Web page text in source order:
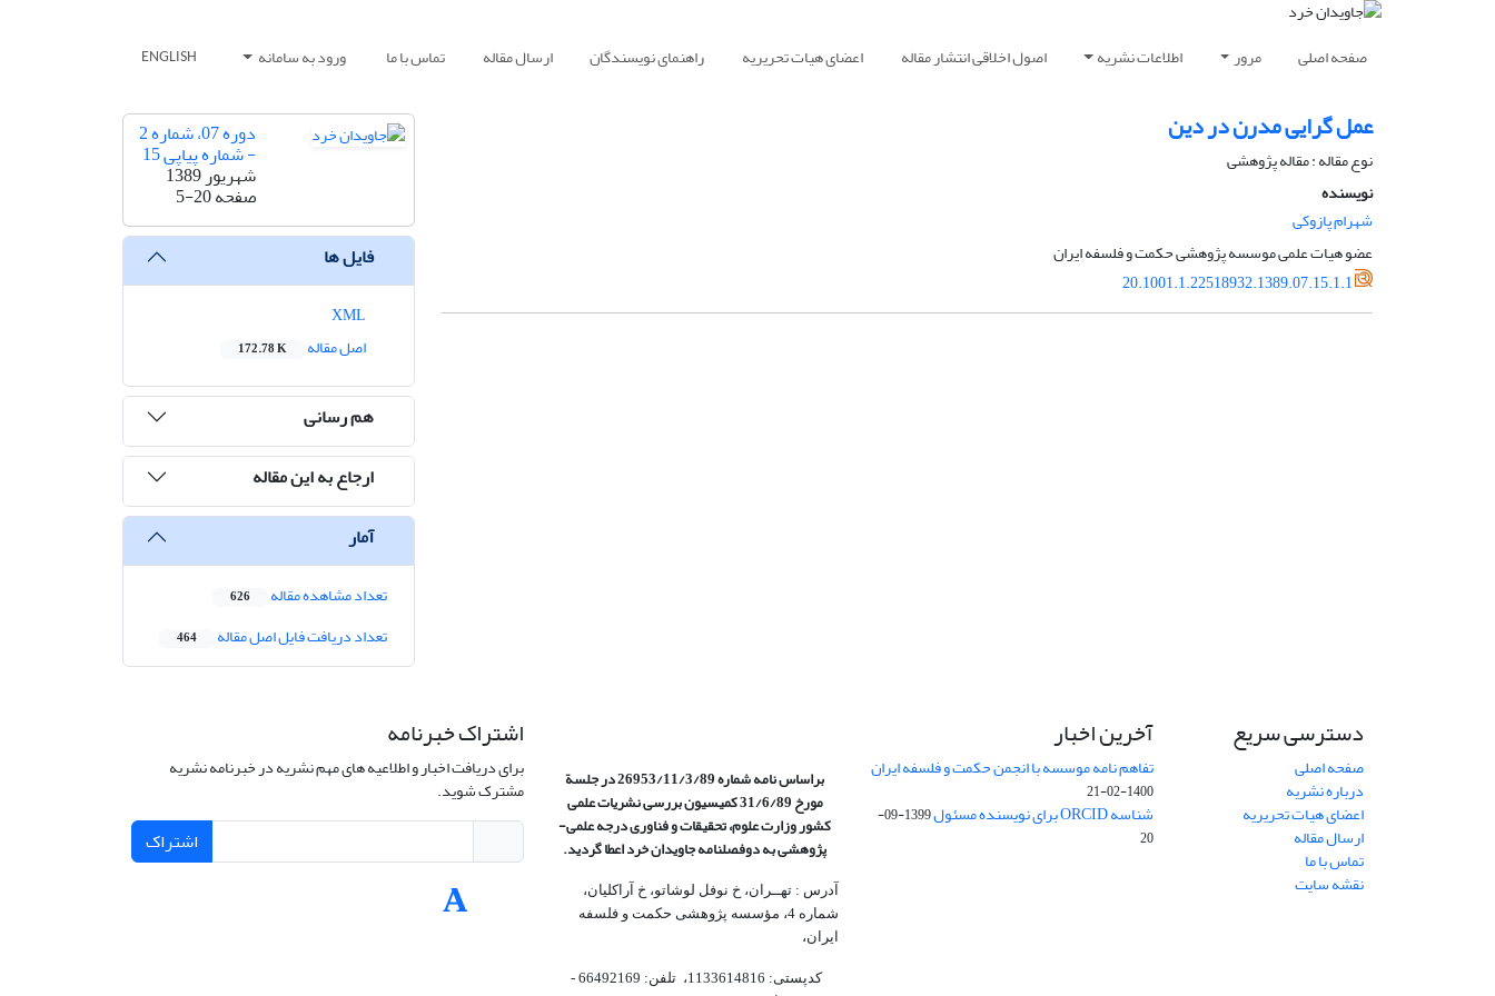
صفحه اصلی مرور اطلاعات نشریه اصول اخلاقی انتشار مقاله اعضای هیات تحریریه راهنمای نویسندگان ارسال مقاله تماس با ما ورود به سامانه ENGLISH
عمل ‌گرایی مدرن در دین
نوع مقاله : مقاله پژوهشی
نویسنده
شهرام پازوکی
عضو هیات علمی موسسه پژوهشی حکمت و فلسفه ایران
20.1001.1.22518932.1389.07.15.1.1
دوره 07، شماره 2
- شماره پیاپی 15
شهریور 1389
صفحه5-20
فایل ها
اصل مقاله
172.78 K
هم رسانی
ارجاع به این مقاله
آمار
تعداد مشاهده مقاله 626
تعداد دریافت فایل اصل مقاله 464
دسترسی سریع
صفحه اصلی
درباره نشریه
اعضای هیات تحریریه
ارسال مقاله
تماس با ما
نقشه سایت
آخرین اخبار
تفاهم نامه موسسه با انجمن حکمت و فلسفه ایران
1400-02-21
شناسه ORCID برای نویسنده مسئول
1399-09-
20
براساس نامه شماره 26953/11/3/89 در جلسة
مورخ 31/6/89 کمیسیون
بررسی نشریات علمی
کشور وزارت علوم، تحقیقات و فناوری درجه علمی‌-
پژوهشیبه دوفصلنامه جاویدان خرد اعطا گردید.
آدرس : تهــران، خ نوفل لوشاتو، خ آراکلیان،
شماره 4،‌ مؤسسه پژوهشی حکمت و فلسفه
ایران،‌
کدپستی: 1133614816، تلفن: 66492169 -
اشتراک خبرنامه
برای دریافت اخبار و اطلاعیه های مهم نشریه در خبرنامه نشریه
مشترک شوید.
اشتراک